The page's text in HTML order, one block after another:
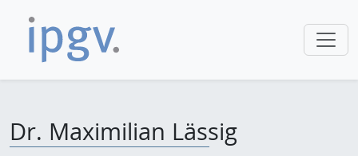
Dr. Maximilian Lässig